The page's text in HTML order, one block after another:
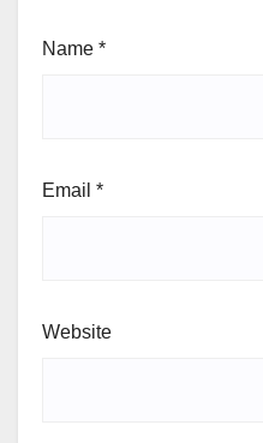
Name *
Email *
Website